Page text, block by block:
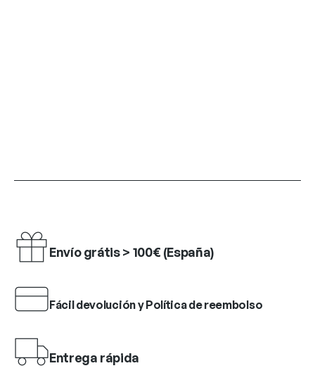
Envío grátis > 100€ (España)
Fácil devolución y Política de reembolso
Entrega rápida